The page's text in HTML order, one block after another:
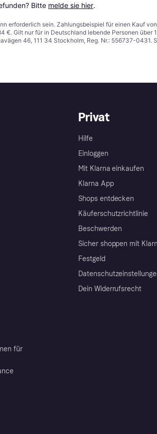
Bitte melde sie hier.
erforderlich sein. Zahlungsbeispiel für einen Kauf
€. Gilt nur für in Deutschland lebende Personen
46, 111 34 Stockholm, Reg. Nr.: 556737-
für
Privat
Hilfe
Einloggen
Mit Klarna einkaufen
Klarna App
Shops entdecken
Käuferschutzrichtlinie
Beschwerden
Sicher shoppen mit
Festgeld
Dein Widerrufsrecht